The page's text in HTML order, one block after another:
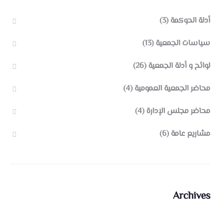
أدلة الحوكمة (3)
سياسات الجمعية (13)
لوائح و أدلة الجمعية (26)
محاضر الجمعية العمومية (4)
محاضر مجلس الإدارة (4)
مشاريع عامة (6)
Archives